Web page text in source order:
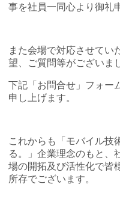
事を社員一同心より御礼
また会場で対応させてい
望、ご質問等がございま
下記「お問合せ」フォー
申し上げます。
これからも「モバイル技
る。」企業理念のもと、
場の開拓及び活性化で皆
所存でございます。